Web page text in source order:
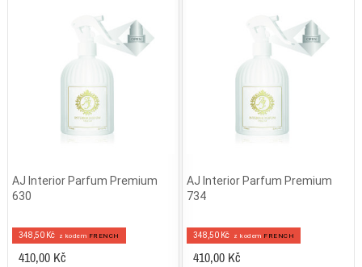
AJ Interior Parfum Premium
630
348,50 Kč z kodem FRENCH
410,00 Kč
AJ Interior Parfum Premium
734
348,50 Kč z kodem FRENCH
410,00 Kč